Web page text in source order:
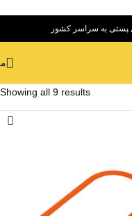
پستی به سراسر کشور
Showing all 9 results